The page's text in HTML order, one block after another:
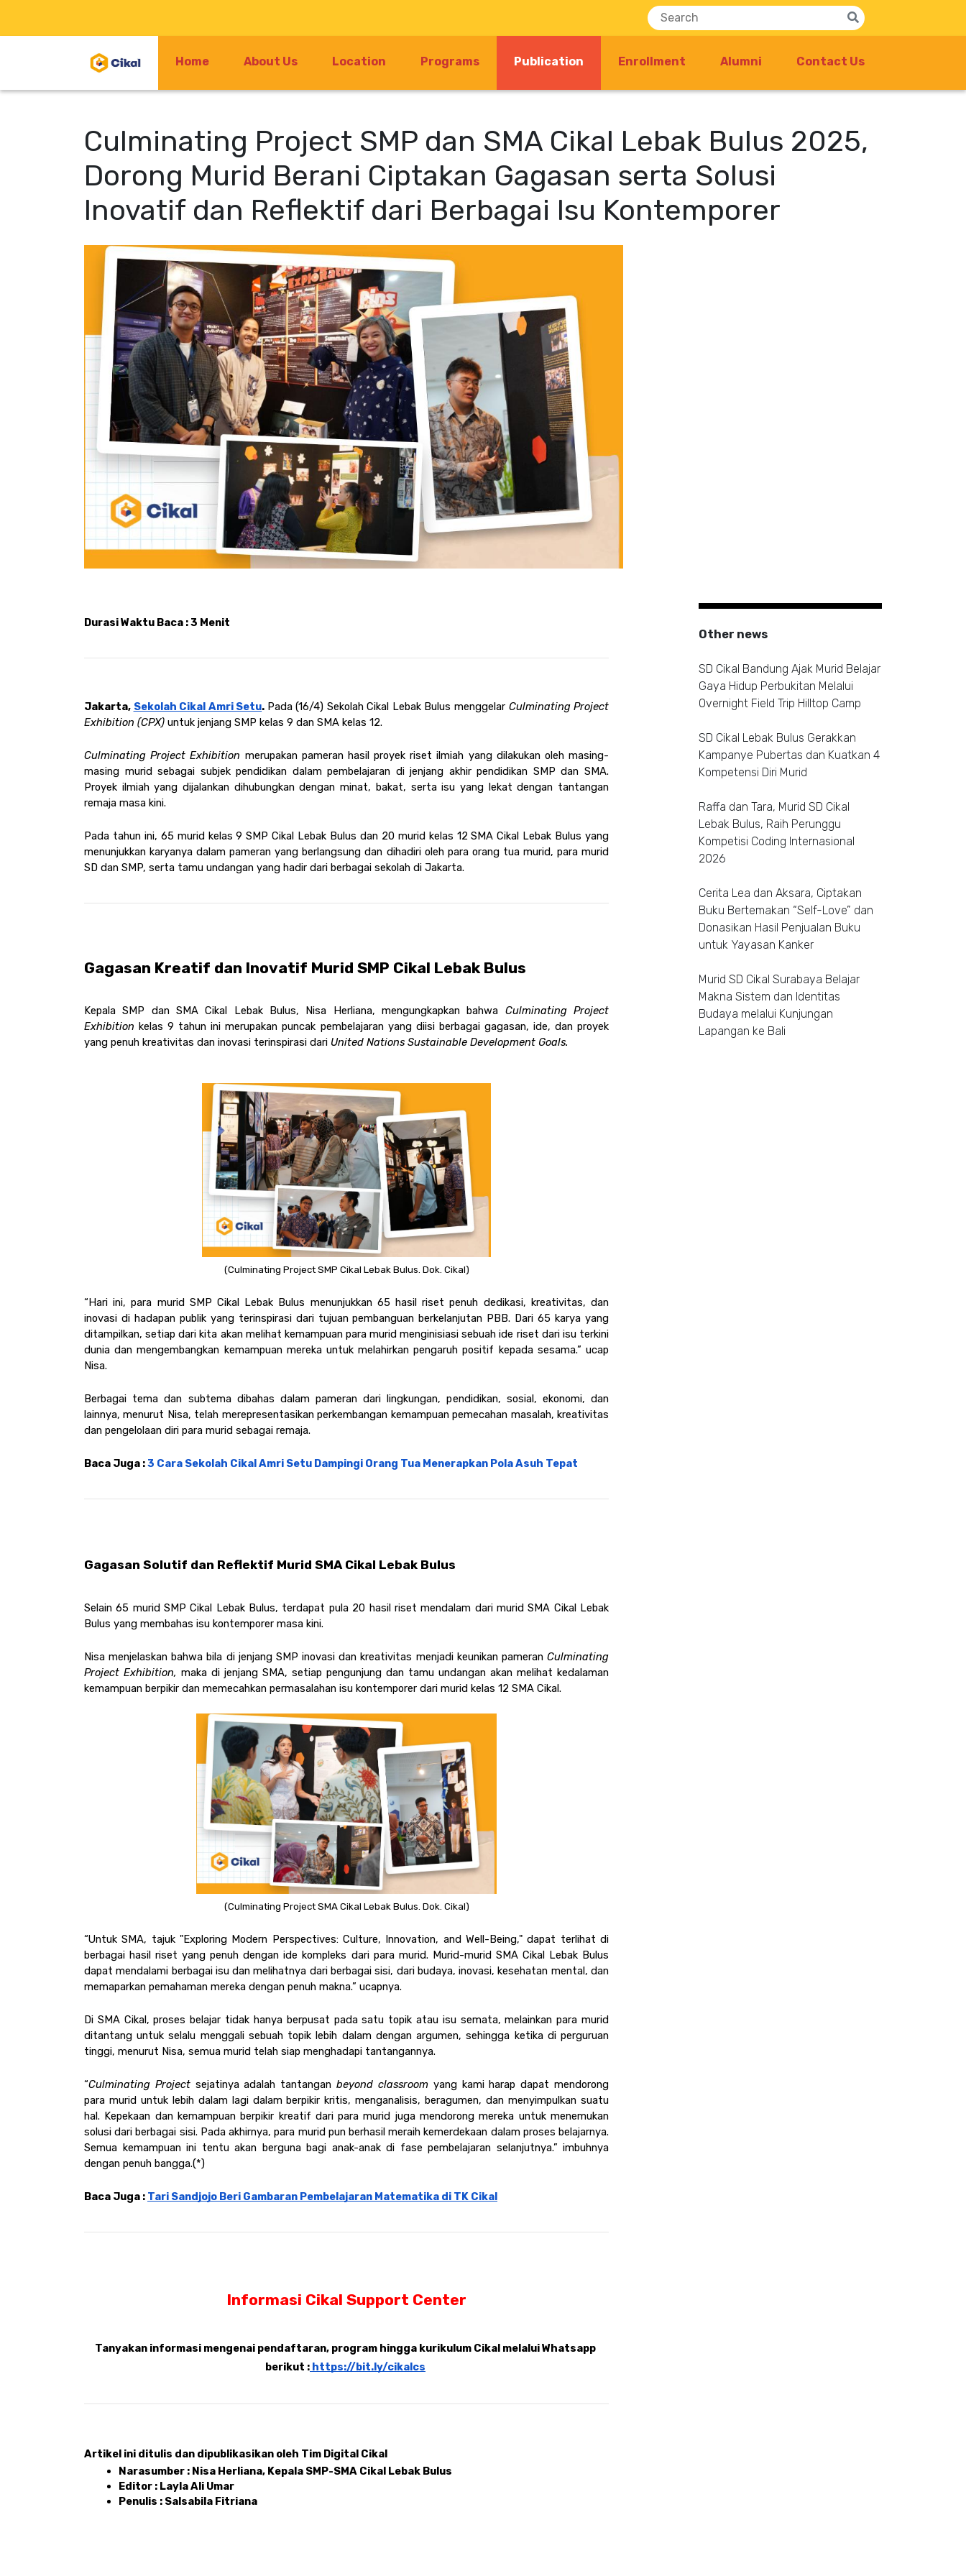
Home About Us Location Programs Publication (current)Enrollment Alumni Contact Us
Culminating Project SMP dan SMA Cikal Lebak Bulus 2025,
Dorong Murid Berani Ciptakan Gagasan serta Solusi
Inovatif dan Reflektif dari Berbagai Isu Kontemporer
Durasi Waktu Baca : 3 Menit
Jakarta, Sekolah Cikal Amri Setu. Pada (16/4) Sekolah Cikal Lebak Bulus menggelar Culminating Project
Exhibition (CPX) untuk jenjang SMP kelas 9 dan SMA kelas 12.
Culminating Project Exhibition merupakan pameran hasil proyek riset ilmiah yang dilakukan oleh masing-
masing murid sebagai subjek pendidikan dalam pembelajaran di jenjang akhir pendidikan SMP dan SMA.
Proyek ilmiah yang dijalankan dihubungkan dengan minat, bakat, serta isu yang lekat dengan tantangan
remaja masa kini.
Pada tahun ini, 65 murid kelas 9 SMP Cikal Lebak Bulus dan 20 murid kelas 12 SMA Cikal Lebak Bulus yang
menunjukkan karyanya dalam pameran yang berlangsung dan dihadiri oleh para orang tua murid, para murid
SD dan SMP, serta tamu undangan yang hadir dari berbagai sekolah di Jakarta.
Gagasan Kreatif dan Inovatif Murid SMP Cikal Lebak Bulus
Kepala SMP dan SMA Cikal Lebak Bulus, Nisa Herliana, mengungkapkan bahwa Culminating Project
Exhibition kelas 9 tahun ini merupakan puncak pembelajaran yang diisi berbagai gagasan, ide, dan proyek
yang penuh kreativitas dan inovasi terinspirasi dari United Nations Sustainable Development Goals.
(Culminating Project SMP Cikal Lebak Bulus. Dok. Cikal)
“Hari ini, para murid SMP Cikal Lebak Bulus menunjukkan 65 hasil riset penuh dedikasi, kreativitas, dan
inovasi di hadapan publik yang terinspirasi dari tujuan pembanguan berkelanjutan PBB. Dari 65 karya yang
ditampilkan, setiap dari kita akan melihat kemampuan para murid menginisiasi sebuah ide riset dari isu terkini
dunia dan mengembangkan kemampuan mereka untuk melahirkan pengaruh positif kepada sesama.” ucap
Nisa.
Berbagai tema dan subtema dibahas dalam pameran dari lingkungan, pendidikan, sosial, ekonomi, dan
lainnya, menurut Nisa, telah merepresentasikan perkembangan kemampuan pemecahan masalah, kreativitas
dan pengelolaan diri para murid sebagai remaja.
Baca Juga : 3 Cara Sekolah Cikal Amri Setu Dampingi Orang Tua Menerapkan Pola Asuh Tepat
Gagasan Solutif dan Reflektif Murid SMA Cikal Lebak Bulus
Selain 65 murid SMP Cikal Lebak Bulus, terdapat pula 20 hasil riset mendalam dari murid SMA Cikal Lebak
Bulus yang membahas isu kontemporer masa kini.
Nisa menjelaskan bahwa bila di jenjang SMP inovasi dan kreativitas menjadi keunikan pameran Culminating
Project Exhibition, maka di jenjang SMA, setiap pengunjung dan tamu undangan akan melihat kedalaman
kemampuan berpikir dan memecahkan permasalahan isu kontemporer dari murid kelas 12 SMA Cikal.
(Culminating Project SMA Cikal Lebak Bulus. Dok. Cikal)
“Untuk SMA, tajuk "Exploring Modern Perspectives: Culture, Innovation, and Well-Being," dapat terlihat di
berbagai hasil riset yang penuh dengan ide kompleks dari para murid. Murid-murid SMA Cikal Lebak Bulus
dapat mendalami berbagai isu dan melihatnya dari berbagai sisi, dari budaya, inovasi, kesehatan mental, dan
memaparkan pemahaman mereka dengan penuh makna.” ucapnya.
Di SMA Cikal, proses belajar tidak hanya berpusat pada satu topik atau isu semata, melainkan para murid
ditantang untuk selalu menggali sebuah topik lebih dalam dengan argumen, sehingga ketika di perguruan
tinggi, menurut Nisa, semua murid telah siap menghadapi tantangannya.
“Culminating Project sejatinya adalah tantangan beyond classroom yang kami harap dapat mendorong
para murid untuk lebih dalam lagi dalam berpikir kritis, menganalisis, beragumen, dan menyimpulkan suatu
hal. Kepekaan dan kemampuan berpikir kreatif dari para murid juga mendorong mereka untuk menemukan
solusi dari berbagai sisi. Pada akhirnya, para murid pun berhasil meraih kemerdekaan dalam proses belajarnya.
Semua kemampuan ini tentu akan berguna bagi anak-anak di fase pembelajaran selanjutnya.” imbuhnya
dengan penuh bangga.(*)
Baca Juga : Tari Sandjojo Beri Gambaran Pembelajaran Matematika di TK Cikal
Informasi Cikal Support Center
Tanyakan informasi mengenai pendaftaran, program hingga kurikulum Cikal melalui Whatsapp
berikut : https://bit.ly/cikalcs
Artikel ini ditulis dan dipublikasikan oleh Tim Digital Cikal
Narasumber : Nisa Herliana, Kepala SMP-SMA Cikal Lebak Bulus
Editor : Layla Ali Umar
Penulis : Salsabila Fitriana
Other news
SD Cikal Bandung Ajak Murid Belajar
Gaya Hidup Perbukitan Melalui
Overnight Field Trip Hilltop Camp
SD Cikal Lebak Bulus Gerakkan
Kampanye Pubertas dan Kuatkan 4
Kompetensi Diri Murid
Raffa dan Tara, Murid SD Cikal
Lebak Bulus, Raih Perunggu
Kompetisi Coding Internasional
2026
Cerita Lea dan Aksara, Ciptakan
Buku Bertemakan “Self-Love” dan
Donasikan Hasil Penjualan Buku
untuk Yayasan Kanker
Murid SD Cikal Surabaya Belajar
Makna Sistem dan Identitas
Budaya melalui Kunjungan
Lapangan ke Bali